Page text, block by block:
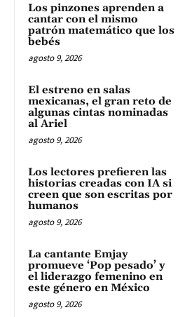
Los pinzones aprenden a
cantar con el mismo
patrón matemático que los
bebés
agosto 9, 2026
El estreno en salas
mexicanas, el gran reto de
algunas cintas nominadas
al Ariel
agosto 9, 2026
Los lectores prefieren las
historias creadas con IA si
creen que son escritas por
humanos
agosto 9, 2026
La cantante Emjay
promueve ‘Pop pesado’ y
el liderazgo femenino en
este género en México
agosto 9, 2026